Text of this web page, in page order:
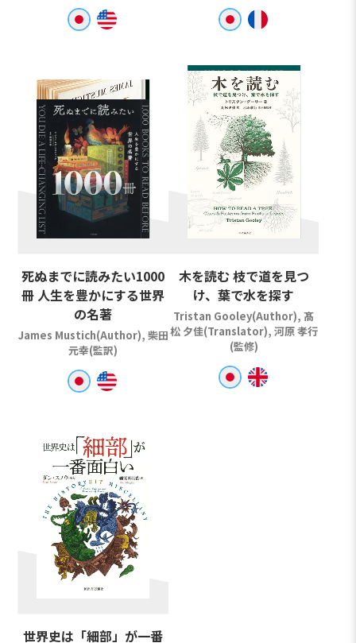
死ぬまでに読みたい1000
冊 人生を豊かにする世界
の名著
James Mustich(Author), 柴田
元幸(監訳)
木を読む 枝で道を見つ
け、葉で水を探す
Tristan Gooley(Author), 髙
松 夕佳(Translator), 河原 孝行
(監修)
世界史は「細部」が一番